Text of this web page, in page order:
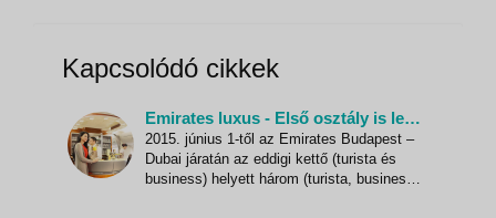
Kapcsolódó cikkek
Emirates luxus - Első osztály is lesz a Budapest-Dubai járaton
2015. június 1-től az Emirates Budapest –
Dubai járatán az eddigi kettő (turista és
business) helyett három (turista, business